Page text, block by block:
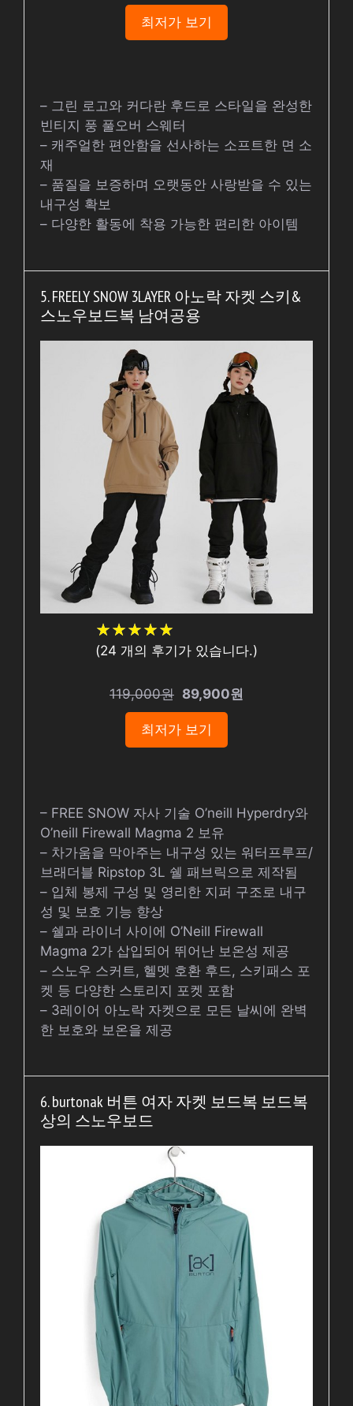
최저가 보기
– 그린 로고와 커다란 후드로 스타일을 완성한
빈티지 풍 풀오버 스웨터
– 캐주얼한 편안함을 선사하는 소프트한 면 소
재
– 품질을 보증하며 오랫동안 사랑받을 수 있는
내구성 확보
– 다양한 활동에 착용 가능한 편리한 아이템
5. FREELY SNOW 3LAYER 아노락 자켓 스키&
스노우보드복 남여공용
★★★★★
★★★★★
(24 개의 후기가 있습니다.)
119,000원 89,900원
최저가 보기
– FREE SNOW 자사 기술 O’neill Hyperdry와
O’neill Firewall Magma 2 보유
– 차가움을 막아주는 내구성 있는 워터프루프/
브래더블 Ripstop 3L 쉘 패브릭으로 제작됨
– 입체 봉제 구성 및 영리한 지퍼 구조로 내구
성 및 보호 기능 향상
– 쉘과 라이너 사이에 O’Neill Firewall
Magma 2가 삽입되어 뛰어난 보온성 제공
– 스노우 스커트, 헬멧 호환 후드, 스키패스 포
켓 등 다양한 스토리지 포켓 포함
– 3레이어 아노락 자켓으로 모든 날씨에 완벽
한 보호와 보온을 제공
6. burtonak 버튼 여자 자켓 보드복 보드복
상의 스노우보드